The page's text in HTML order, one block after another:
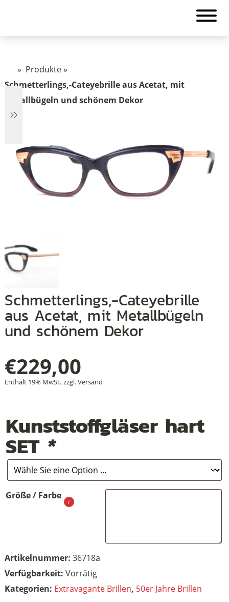
» Produkte»
Schmetterlings,-Cateyebrille aus Acetat, mit
Metallbügeln und schönem Dekor
Schmetterlings,-Cateyebrille
aus Acetat, mit Metallbügeln
und schönem Dekor
€229,00
Enthält 19% MwSt. zzgl.Versand
Kunststoffgläser hart
SET *
Größe / Farbe
Artikelnummer: 36718a
Vorrätig
Kategorien: Extravagante Brillen, 50er Jahre Brillen
+
+
+